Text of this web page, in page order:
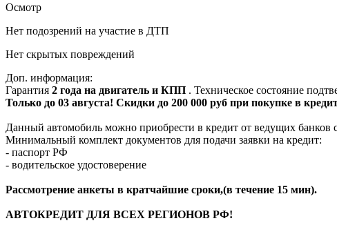
Осмотр
Нет подозрений на участие в ДТП
Нет скрытых повреждений
Доп. информация:
Гарантия 2 года на двигатель и КПП . Техническое состояние
Только до 03 августа! Скидки до 200 000 руб при покупке в
Данный автомобиль можно приобрести в кредит от ведущих банков
Минимальный комплект документов для подачи заявки на кредит:
- паспорт РФ
- водительское удостоверение
Рассмотрение анкеты в кратчайшие сроки,(в течение 15 мин).
АВТОКРЕДИТ ДЛЯ ВСЕХ РЕГИОНОВ РФ!